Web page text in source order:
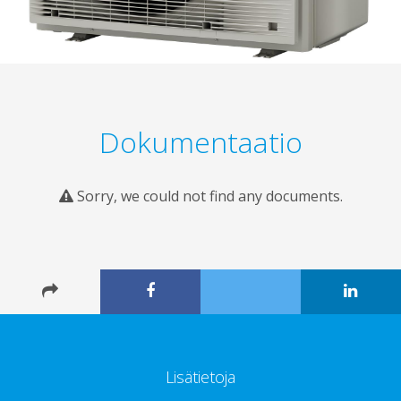
Dokumentaatio
Sorry, we could not find any documents.
Lisätietoja